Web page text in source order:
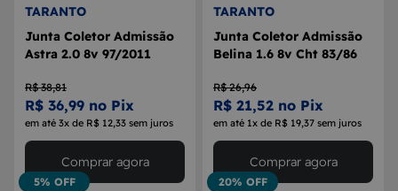
TARANTO
Junta Coletor Admissão
Astra 2.0 8v 97/2011
R$ 38,81
R$ 36,99 no Pix
em até 3x de R$ 12,33 sem juros
5% OFF
Comprar agora
TARANTO
Junta Coletor Admissão
Belina 1.6 8v Cht 83/86
R$ 26,96
R$ 21,52 no Pix
em até 1x de R$ 19,37 sem juros
20% OFF
Comprar agora